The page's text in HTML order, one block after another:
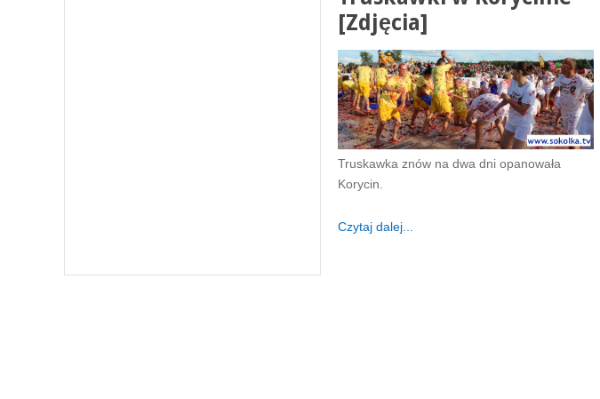
[Zdjęcia]
Truskawka znów na dwa dni opanowała
Korycin.
Czytaj dalej...